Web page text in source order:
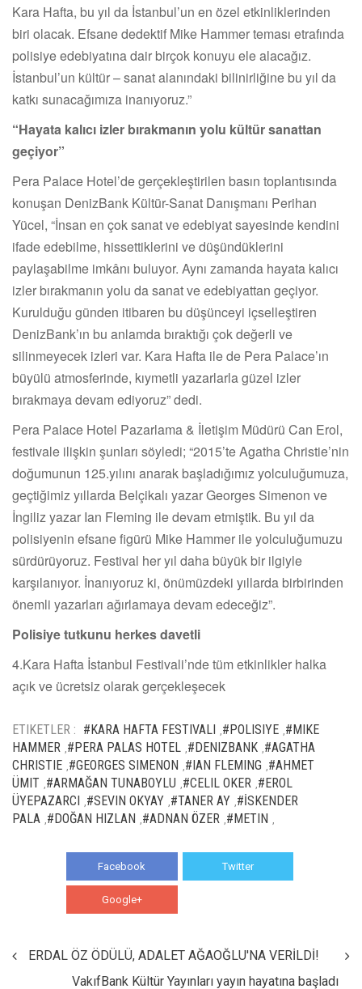
Kara Hafta, bu yıl da İstanbul’un en özel etkinliklerinden
biri olacak. Efsane dedektif Mike Hammer teması etrafında
polisiye edebiyatına dair birçok konuyu ele alacağız.
İstanbul’un kültür – sanat alanındaki bilinirliğine bu yıl da
katkı sunacağımıza inanıyoruz.”
“Hayata kalıcı izler bırakmanın yolu kültür sanattan
geçiyor”
Pera Palace Hotel’de gerçekleştirilen basın toplantısında
konuşan DenizBank Kültür-Sanat Danışmanı Perihan
Yücel, “İnsan en çok sanat ve edebiyat sayesinde kendini
ifade edebilme, hissettiklerini ve düşündüklerini
paylaşabilme imkânı buluyor. Aynı zamanda hayata kalıcı
izler bırakmanın yolu da sanat ve edebiyattan geçiyor.
Kurulduğu günden itibaren bu düşünceyi içselleştiren
DenizBank’ın bu anlamda bıraktığı çok değerli ve
silinmeyecek izleri var. Kara Hafta ile de Pera Palace’ın
büyülü atmosferinde, kıymetli yazarlarla güzel izler
bırakmaya devam ediyoruz” dedi.
Pera Palace Hotel Pazarlama & İletişim Müdürü Can Erol,
festivale ilişkin şunları söyledi; “2015’te Agatha Christie’nin
doğumunun 125.yılını anarak başladığımız yolculuğumuza,
geçtiğimiz yıllarda Belçikalı yazar Georges Simenon ve
İngiliz yazar Ian Fleming ile devam etmiştik. Bu yıl da
polisiyenin efsane figürü Mike Hammer ile yolculuğumuzu
sürdürüyoruz. Festival her yıl daha büyük bir ilgiyle
karşılanıyor. İnanıyoruz ki, önümüzdeki yıllarda birbirinden
önemli yazarları ağırlamaya devam edeceğiz”.
Polisiye tutkunu herkes davetli
4.Kara Hafta İstanbul Festivali’nde tüm etkinlikler halka
açık ve ücretsiz olarak gerçekleşecek
ETIKETLER : #KARA HAFTA FESTIVALI #POLISIYE #MIKE
HAMMER #PERA PALAS HOTEL #DENIZBANK #AGATHA
CHRISTIE #GEORGES SIMENON #IAN FLEMING #AHMET
ÜMIT #ARMAĞAN TUNABOYLU #CELIL OKER #EROL
ÜYEPAZARCI #SEVIN OKYAY #TANER AY #İSKENDER
PALA #DOĞAN HIZLAN #ADNAN ÖZER #METIN
Facebook Twitter
Google+
ERDAL ÖZ ÖDÜLÜ, ADALET AĞAOĞLU'NA VERİLDİ!
VakıfBank Kültür Yayınları yayın hayatına başladı